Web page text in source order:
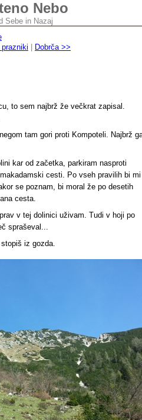
Nebo
Sebe in Nazaj
Dobrča >>
to sem najbrž že večkrat zapisal.
tam gori proti Kompoteli. Najbrž
kar od začetka, parkiram nasproti
cesti. Po vseh pravilih bi mi
se poznam, bi moral že po desetih
cesta.
v tej dolinici uživam. Tudi v hoji po
spraševal...
iz gozda.